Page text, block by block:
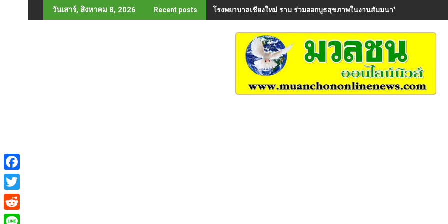
to
วันเสาร์, สิงหาคม 8, 2026 Recent posts โรงพยาบาลเชียงใหม่ ราม ร่วมออกบูธสุขภาพในงานสัมมนาวิชาการ AIA
F
a
c
T
w
R